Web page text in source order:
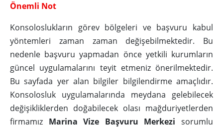
Önemli Not
Konsoloslukların görev bölgeleri ve başvuru kabul
yöntemleri zaman zaman değişebilmektedir. Bu
nedenle başvuru yapmadan önce yetkili kurumların
güncel uygulamalarını teyit etmeniz önerilmektedir.
Bu sayfada yer alan bilgiler bilgilendirme amaçlıdır.
Konsolosluk uygulamalarında meydana gelebilecek
değişikliklerden doğabilecek olası mağduriyetlerden
firmamız Marina Vize Başvuru Merkezi sorumlu